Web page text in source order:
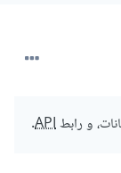
و رابطAPI
.